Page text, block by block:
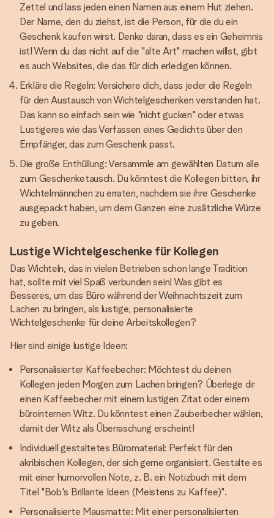
Zettel und lass jeden einen Namen aus einem Hut ziehen.
Der Name, den du ziehst, ist die Person, für die du ein
Geschenk kaufen wirst. Denke daran, dass es ein Geheimnis
ist! Wenn du das nicht auf die "alte Art" machen willst, gibt
es auch Websites, die das für dich erledigen können.
Erkläre die Regeln: Versichere dich, dass jeder die Regeln
für den Austausch von Wichtelgeschenken verstanden hat.
Das kann so einfach sein wie "nicht gucken" oder etwas
Lustigeres wie das Verfassen eines Gedichts über den
Empfänger, das zum Geschenk passt.
Die große Enthüllung: Versammle am gewählten Datum alle
zum Geschenketausch. Du könntest die Kollegen bitten, ihr
Wichtelmännchen zu erraten, nachdem sie ihre Geschenke
ausgepackt haben, um dem Ganzen eine zusätzliche Würze
zu geben.
Lustige Wichtelgeschenke für Kollegen
Das Wichteln, das in vielen Betrieben schon lange Tradition
hat, sollte mit viel Spaß verbunden sein! Was gibt es
Besseres, um das Büro während der Weihnachtszeit zum
Lachen zu bringen, als lustige, personalisierte
Wichtelgeschenke für deine Arbeitskollegen?
Hier sind einige lustige Ideen:
Personalisierter Kaffeebecher: Möchtest du deinen
Kollegen jeden Morgen zum Lachen bringen? Überlege dir
einen Kaffeebecher mit einem lustigen Zitat oder einem
bürointernen Witz. Du könntest einen Zauberbecher wählen,
damit der Witz als Überraschung erscheint!
Individuell gestaltetes Büromaterial: Perfekt für den
akribischen Kollegen, der sich gerne organisiert. Gestalte es
mit einer humorvollen Note, z. B. ein Notizbuch mit dem
Titel "Bob's Brillante Ideen (Meistens zu Kaffee)".
Personalisierte Mausmatte: Mit einer personalisierten